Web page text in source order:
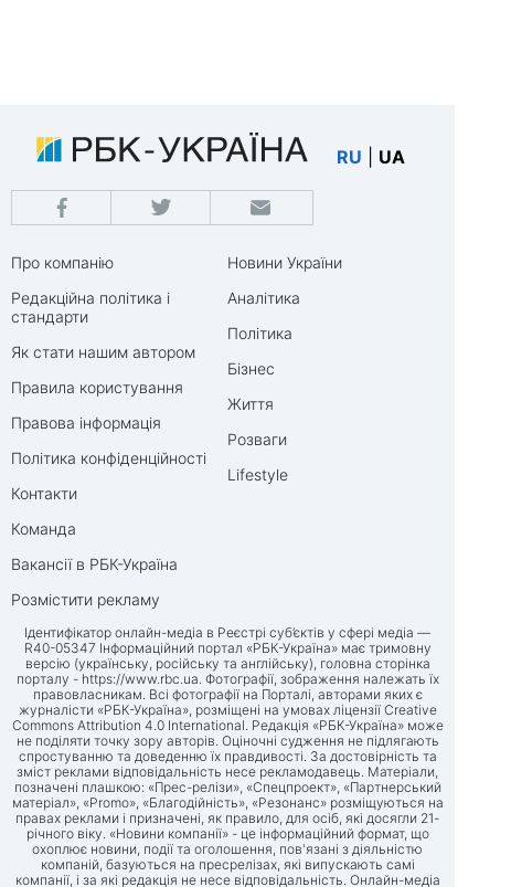
RU UA
Про компанію
Редакційна політика і
стандарти
Як стати нашим автором
Правила користування
Правова інформація
Політика конфіденційності
Контакти
Команда
Вакансії в РБК-Україна
Розмістити рекламу
Новини України
Аналітика
Політика
Бізнес
Життя
Розваги
Lifestyle
Ідентифікатор онлайн-медіа в Реєстрі суб’єктів у сфері медіа —
R40-05347 Інформаційний портал «РБК-Україна» має тримовну
версію (українську, російську та англійську), головна сторінка
порталу - https://www.rbc.ua. Фотографії, зображення належать їх
правовласникам. Всі фотографії на Порталі, авторами яких є
журналісти «РБК-Україна», розміщені на умовах ліцензії Creative
Commons Attribution 4.0 International. Редакція «РБК-Україна» може
не поділяти точку зору авторів. Оціночні судження не підлягають
спростуванню та доведенню їх правдивості. За достовірність та
зміст реклами відповідальність несе рекламодавець. Матеріали,
позначені плашкою: «Прес-релізи», «Спецпроект», «Партнерський
матеріал», «Promo», «Благодійність», «Резонанс» розміщуються на
правах реклами і призначені, як правило, для осіб, які досягли 21-
річного віку. «Новини компанії» - це інформаційний формат, що
охоплює новини, події та оголошення, пов'язані з діяльністю
компаній, базуються на пресрелізах, які випускають самі
компанії, і за які редакція не несе відповідальність. Онлайн-медіа